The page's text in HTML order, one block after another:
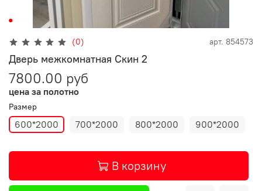
(0) арт. 854573
Дверь межкомнатная Скин 2
7800.00 руб
цена за полотно
Размер
600*2000 700*2000 800*2000 900*2000
В корзину